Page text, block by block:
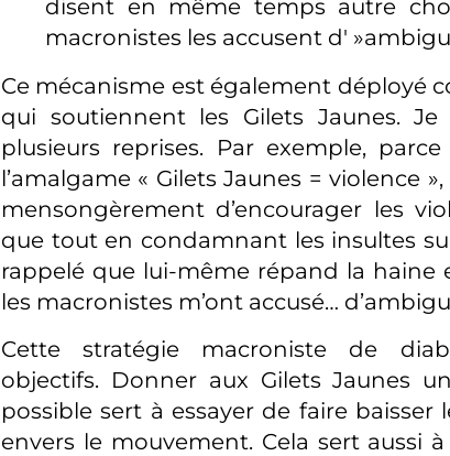
disent en même temps autre
macronistes les accusent d'
Ce mécanisme est également déployé
qui soutiennent les Gilets Jaunes. Je
plusieurs reprises. Par exemple,
l’amalgame « Gilets Jaunes = violence
mensongèrement d’encourager les
que tout en condamnant les insultes
rappelé que lui-même répand la haine
les macronistes m’ont accusé…
Cette stratégie macroniste de
objectifs. Donner aux Gilets Jaunes
possible sert à essayer de faire baisser
envers le mouvement. Cela sert aussi